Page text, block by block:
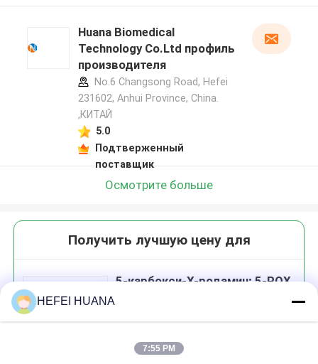
Huana Biomedical
Technology Co.Ltd профиль
производителя
No.6 Changsong Road, Hefei
231602, Anhui Province, China.
,КИТАЙ
5.0
Подтверженный
поставщик
Осмотрите больше
Получить лучшую цену для
5-карбокси-Х-родамин; 5-ROX
HEFEI HUANA
7:55 PM